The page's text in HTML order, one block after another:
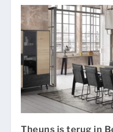
Theuns is terug in